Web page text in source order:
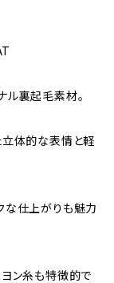
ル裏起毛素材。
立体的な表情と軽
な仕上がりも魅力
ン糸も特徴的で